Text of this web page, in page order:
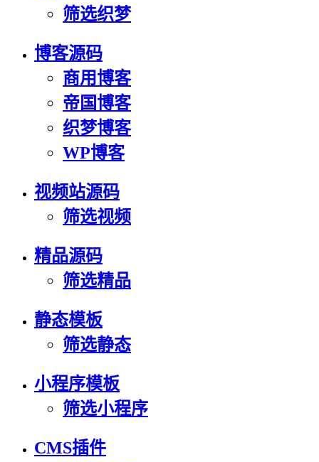
筛选织梦
博客源码
商用博客
帝国博客
织梦博客
WP博客
视频站源码
筛选视频
精品源码
筛选精品
静态模板
筛选静态
小程序模板
筛选小程序
CMS插件